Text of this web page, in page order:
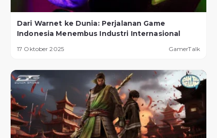
Dari Warnet ke Dunia: Perjalanan Game
Indonesia Menembus Industri Internasional
17 Oktober 2025 GamerTalk